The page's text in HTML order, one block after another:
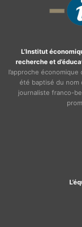
L’Institut
recherche et
l’approche
été baptisé du nom
journaliste franco-